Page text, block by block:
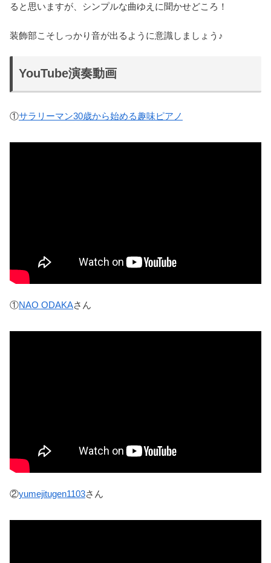
ると思いますが、シンプルな曲ゆえに聞かせどころ！
装飾部こそしっかり音が出るように意識しましょう♪
YouTube演奏動画
①サラリーマン30歳から始める趣味ピアノ
①NAO ODAKAさん
②yumejitugen1103さん